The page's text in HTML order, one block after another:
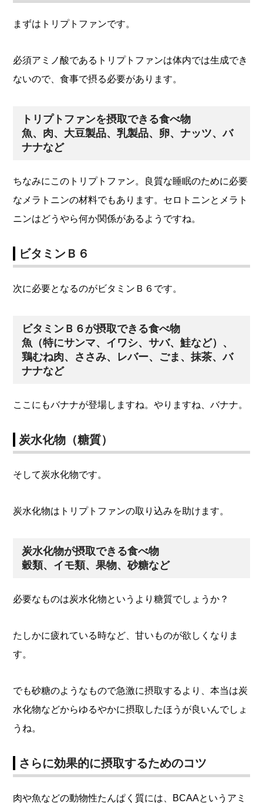
まずはトリプトファンです。
必須アミノ酸であるトリプトファンは体内では生成でき
ないので、食事で摂る必要があります。
トリプトファンを摂取できる食べ物
魚、肉、大豆製品、乳製品、卵、ナッツ、バ
ナナなど
ちなみにこのトリプトファン。良質な睡眠のために必要
なメラトニンの材料でもあります。セロトニンとメラト
ニンはどうやら何か関係があるようですね。
ビタミンＢ６
次に必要となるのがビタミンＢ６です。
ビタミンＢ６が摂取できる食べ物
魚（特にサンマ、イワシ、サバ、鮭など）、
鶏むね肉、ささみ、レバー、ごま、抹茶、バ
ナナなど
ここにもバナナが登場しますね。やりますね、バナナ。
炭水化物（糖質）
そして炭水化物です。
炭水化物はトリプトファンの取り込みを助けます。
炭水化物が摂取できる食べ物
穀類、イモ類、果物、砂糖など
必要なものは炭水化物というより糖質でしょうか？
たしかに疲れている時など、甘いものが欲しくなりま
す。
でも砂糖のようなもので急激に摂取するより、本当は炭
水化物などからゆるやかに摂取したほうが良いんでしょ
うね。
さらに効果的に摂取するためのコツ
肉や魚などの動物性たんぱく質には、BCAAというアミ